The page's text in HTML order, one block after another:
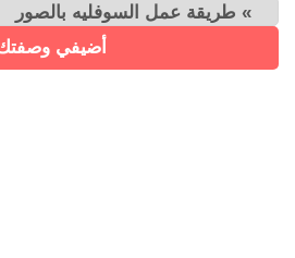
أضيفي